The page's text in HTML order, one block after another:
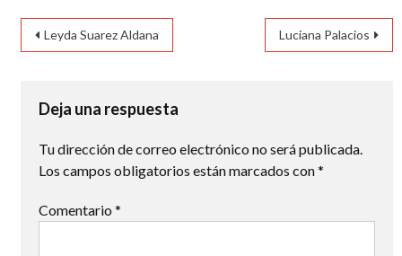
Navegación
entradas
Leyda Suarez Aldana Luciana Palacios
Deja una respuesta
Tu dirección de correo electrónico no será publicada.
Los campos obligatorios están marcados con*
Comentario *